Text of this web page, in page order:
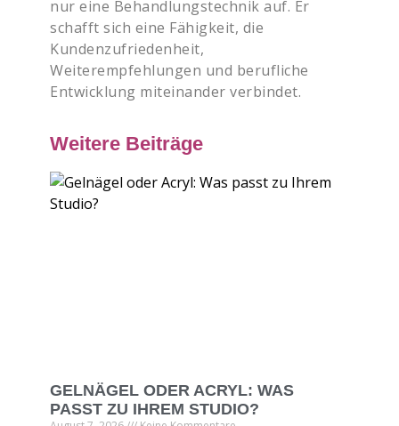
nur eine Behandlungstechnik auf. Er
schafft sich eine Fähigkeit, die
Kundenzufriedenheit,
Weiterempfehlungen und berufliche
Entwicklung miteinander verbindet.
Weitere Beiträge
GELNÄGEL ODER ACRYL: WAS
PASST ZU IHREM STUDIO?